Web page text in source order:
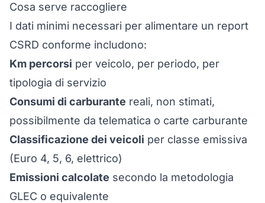
Cosa serve raccogliere
I dati minimi necessari per alimentare un report
CSRD conforme includono:
Km percorsi per veicolo, per periodo, per
tipologia di servizio
Consumi di carburante reali, non stimati,
possibilmente da telematica o carte carburante
Classificazione dei veicoli per classe emissiva
(Euro 4, 5, 6, elettrico)
Emissioni calcolate secondo la metodologia
GLEC o equivalente